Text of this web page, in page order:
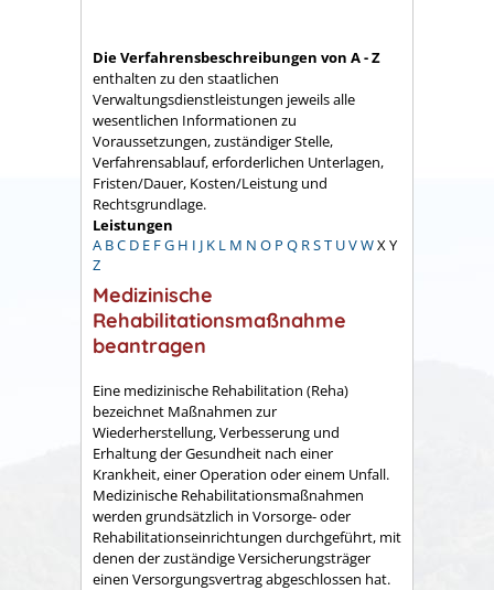
Die Verfahrensbeschreibungen von A - Z
enthalten zu den staatlichen
Verwaltungsdienstleistungen jeweils alle
wesentlichen Informationen zu
Voraussetzungen, zuständiger Stelle,
Verfahrensablauf, erforderlichen Unterlagen,
Fristen/Dauer, Kosten/Leistung und
Rechtsgrundlage.
Leistungen
A BC D E FG H I J K L M N O P Q RST UVWX Y
Z
Medizinische
Rehabilitationsmaßnahme
beantragen
Eine medizinische Rehabilitation (Reha)
bezeichnet Maßnahmen zur
Wiederherstellung, Verbesserung und
Erhaltung der Gesundheit nach einer
Krankheit, einer Operation oder einem Unfall.
Medizinische Rehabilitationsmaßnahmen
werden grundsätzlich in Vorsorge- oder
Rehabilitationseinrichtungen durchgeführt, mit
denen der zuständige Versicherungsträger
einen Versorgungsvertrag abgeschlossen hat.